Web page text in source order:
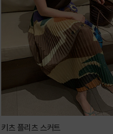
키츠 플리츠 스커트